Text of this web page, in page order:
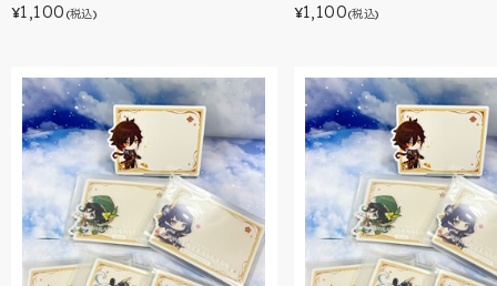
¥1,100 (税込) ¥1,100(税込)